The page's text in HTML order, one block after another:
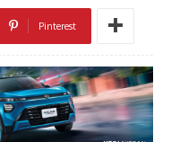
Pinterest